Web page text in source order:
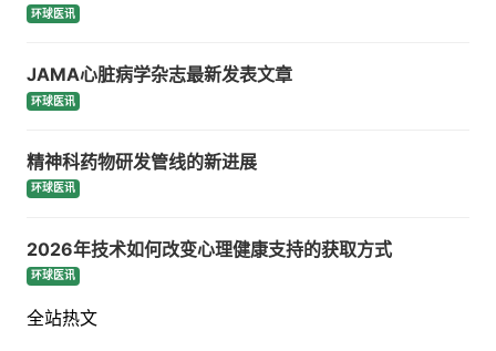
环球医讯
JAMA心脏病学杂志最新发表文章
环球医讯
精神科药物研发管线的新进展
环球医讯
2026年技术如何改变心理健康支持的获取方式
环球医讯
全站热文